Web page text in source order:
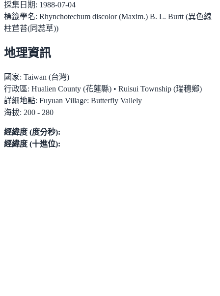
採集日期: 1988-07-04
標籤學名: Rhynchotechum discolor (Maxim.) B. L. Burtt (異色線
柱苣苔(同蕊草))
地理資訊
國家: Taiwan (台灣)
行政區: Hualien County (花蓮縣) • Ruisui Township (瑞穗鄉)
詳細地點: Fuyuan Village: Butterfly Vallely
海拔: 200 - 280
經緯度 (度分秒):
經緯度 (十進位):